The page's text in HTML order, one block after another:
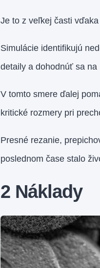
Je to z veľkej časti
Simulácie identifikujú
detaily a dohodnúť sa
V tomto smere ďalej
kritické rozmery pri
Presné rezanie,
poslednom čase stalo
2 Náklady